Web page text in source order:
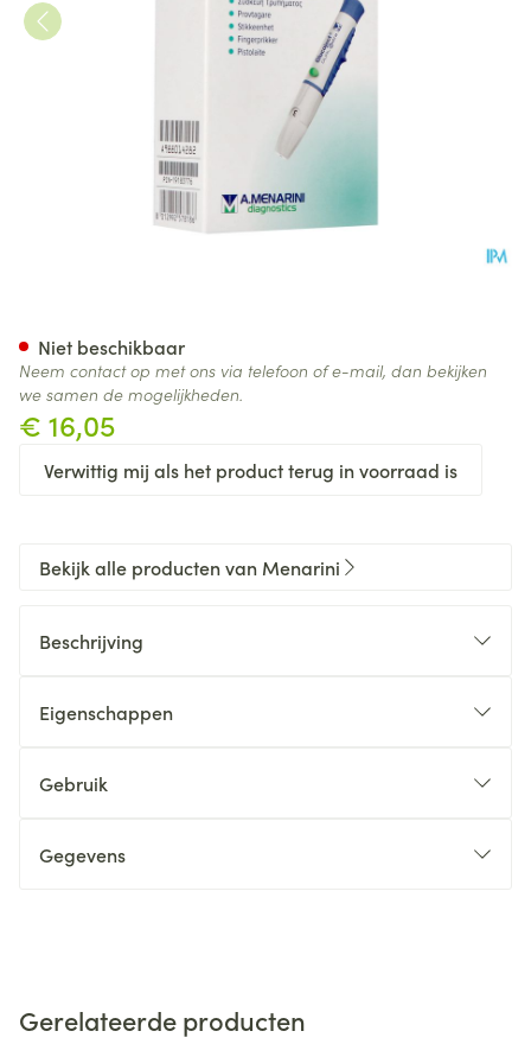
€ 16,05
Verwittig mij als het product terug in voorraad is
Niet beschikbaar
Neem contact op met ons via telefoon of e-mail, dan bekijken
we samen de mogelijkheden.
Bekijk alle producten van Menarini
Beschrijving
Eigenschappen
Gebruik
Gegevens
Gerelateerde producten